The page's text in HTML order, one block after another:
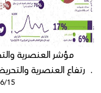
مؤشر العنصرية
ارتفاع العنصرية
الفلسطينيين/ات
15